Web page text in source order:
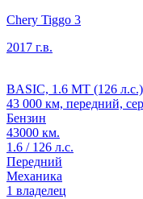
Chery Tiggo 3
2017 г.в.
BASIC, 1.6 MT (126
43 000 км, передний,
Бензин
43000 км.
1.6 / 126 л.с.
Передний
Механика
1 владелец